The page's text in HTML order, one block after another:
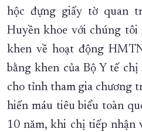
hộc đựng giấy tờ quan
Huyền khoe với chúng tôi
khen về hoạt động
bằng khen của Bộ Y tế
cho tỉnh tham gia chương
hiến máu tiêu biểu toàn
10 năm, khi chị tiếp